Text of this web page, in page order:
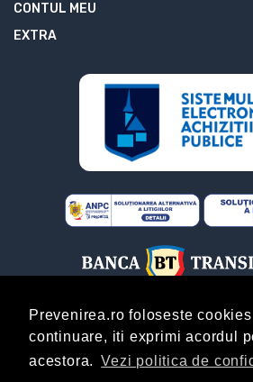
Prevenirea.ro foloseste
continuare, iti exprimi acordul
acestora.
Vezi politica de
CONTUL MEU
EXTRA